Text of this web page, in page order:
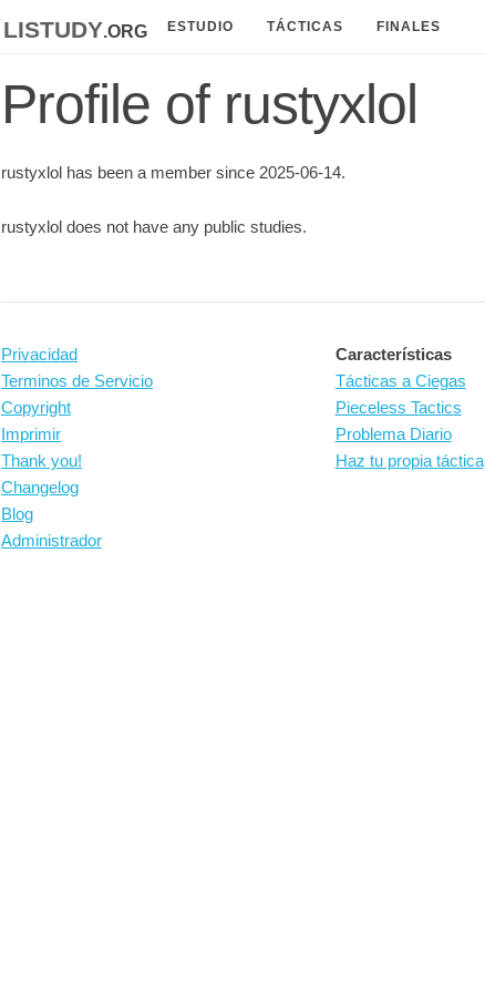
listudy.org ESTUDIO TÁCTICAS FINALES
Profile of rustyxlol
rustyxlol has been a member since 2025-06-14.
rustyxlol does not have any public studies.
Privacidad
Terminos de Servicio
Copyright
Imprimir
Thank you!
Changelog
Blog
Administrador
Características
Tácticas a Ciegas
Pieceless Tactics
Problema Diario
Haz tu propia táctica